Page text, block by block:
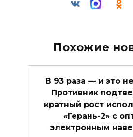
Похожие
В 93 раза — и это
Противник
кратный рост
«Герань-2» с
электронным